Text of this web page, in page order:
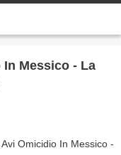
Messico - La